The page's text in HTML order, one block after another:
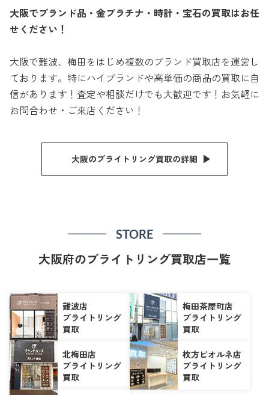
大阪でブランド品・金プラチナ・時計・宝石の買取はお任
せください！
大阪で難波、梅田をはじめ複数のブランド買取店を運営し
ております。特にハイブランドや高単価の商品の買取に自
信があります！査定や相談だけでも大歓迎です！お気軽に
お問合わせ・ご来店ください！
大阪のブライトリング買取の詳細
STORE
大阪府のブライトリング買取店一覧
難波店
ブライトリング
買取
梅田茶屋町店
ブライトリング
買取
北梅田店
ブライトリング
買取
枚方ビオルネ店
ブライトリング
買取